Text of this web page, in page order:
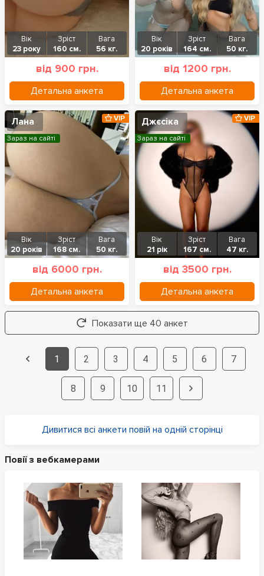
Вік
23 року
Зріст
160 см.
Вага
56 кг.
від 900 грн.
Детальна анкета
Вік
20 років
Зріст
164 см.
Вага
50 кг.
від 1200 грн.
Детальна анкета
Лана
Вік
20 років
Зріст
168 см.
Вага
50 кг.
від 6000 грн.
Детальна анкета
VIP
Зараз на сайті
Джєсіка
Вік
21 рік
Зріст
167 см.
Вага
47 кг.
від 3500 грн.
Детальна анкета
VIP
Зараз на сайті
Показати ще 40 анкет
1 2 3 4 5 6 7
8 9 10 11
Дивитися всі анкети повій на одній сторінці
Повії з вебкамерами